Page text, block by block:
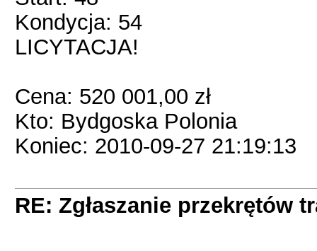
Kondycja: 54
LICYTACJA!
Cena: 520 001,00 zł
Kto: Bydgoska Polonia
Koniec: 2010-09-27 21:19:13
RE: Zgłaszanie przekrętów